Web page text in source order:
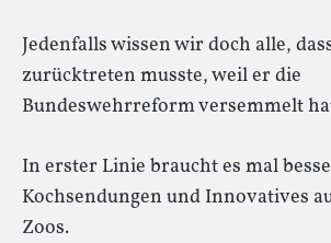
Jedenfalls wissen wir doch alle,
zurücktreten musste, weil er die
Bundeswehrreform versemmelt
In erster Linie braucht es mal
Kochsendungen und Innovatives
Zoos.